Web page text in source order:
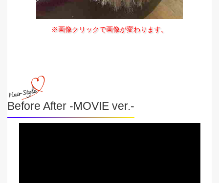
※画像クリックで画像が変わります。
Before After -MOVIE ver.-